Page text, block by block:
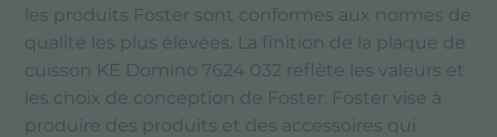
les produits Foster sont conformes aux normes de
qualité les plus élevées. La finition de la plaque de
cuisson KE Domino 7624 032 reflète les valeurs et
les choix de conception de Foster. Foster vise à
produire des produits et des accessoires qui